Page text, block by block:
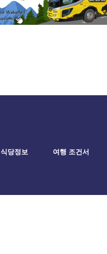
식당정보 여행 조건서